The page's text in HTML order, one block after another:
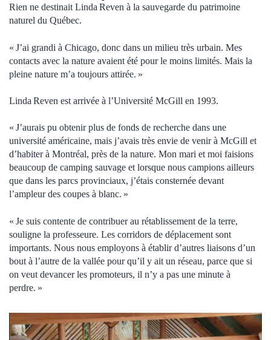
Rien ne destinait Linda Reven à la sauvegarde du patrimoine
naturel du Québec.
« J’ai grandi à Chicago, donc dans un milieu très urbain. Mes
contacts avec la nature avaient été pour le moins limités. Mais la
pleine nature m’a toujours attirée. »
Linda Reven est arrivée à l’Université McGill en 1993.
« J’aurais pu obtenir plus de fonds de recherche dans une
université américaine, mais j’avais très envie de venir à McGill et
d’habiter à Montréal, près de la nature. Mon mari et moi faisions
beaucoup de camping sauvage et lorsque nous campions ailleurs
que dans les parcs provinciaux, j’étais consternée devant
l’ampleur des coupes à blanc. »
« Je suis contente de contribuer au rétablissement de la terre,
souligne la professeure. Les corridors de déplacement sont
importants. Nous nous employons à établir d’autres liaisons d’un
bout à l’autre de la vallée pour qu’il y ait un réseau, parce que si
on veut devancer les promoteurs, il n’y a pas une minute à
perdre. »